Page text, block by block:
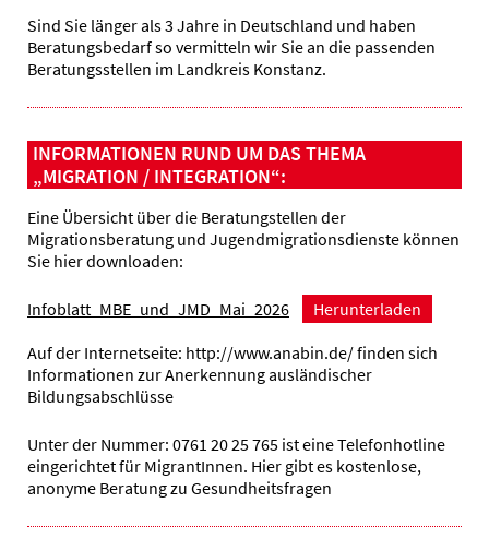
Sind Sie länger als 3 Jahre in Deutschland und haben
Beratungsbedarf so vermitteln wir Sie an die passenden
Beratungsstellen im Landkreis Konstanz.
INFORMATIONEN RUND UM DAS THEMA
„MIGRATION / INTEGRATION“:
Eine Übersicht über die Beratungstellen der
Migrationsberatung und Jugendmigrationsdienste können
Sie hier downloaden:
Infoblatt_MBE_und_JMD_Mai_2026
Herunterladen
Auf der Internetseite: http://www.anabin.de/ finden sich
Informationen zur Anerkennung ausländischer
Bildungsabschlüsse
Unter der Nummer: 0761 20 25 765 ist eine Telefonhotline
eingerichtet für MigrantInnen. Hier gibt es kostenlose,
anonyme Beratung zu Gesundheitsfragen